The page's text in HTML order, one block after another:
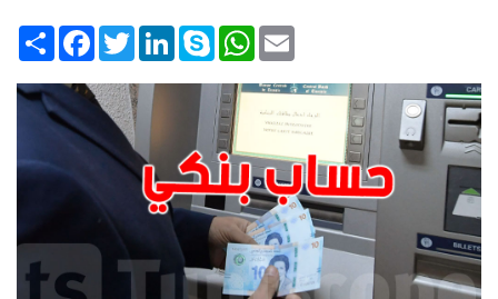
Share
FacebookTwitterLinkedInSkype
WhatsAppEmail